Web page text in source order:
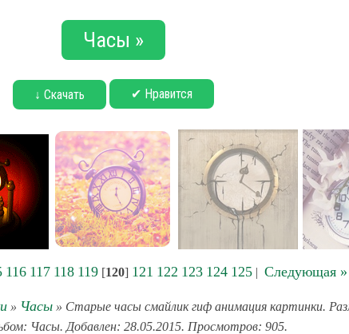
Часы »
↓ Скачать ✔ Нравится
116 117 118 119 [120] 121 122 123 124 125 | Следующая »
» Часы » Старые часы смайлик гиф анимация картинки.
Часы. Добавлен: 28.05.2015. Просмотров: 905.